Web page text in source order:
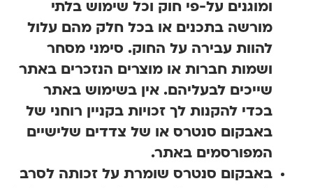
ומוגנים על-פי חוק וכל שימוש בלתי
מורשה בתכנים או בכל חלק מהם עלול
להוות עבירה על החוק. סימני מסחר
ושמות חברות או מוצרים הנזכרים באתר
שייכים לבעליהם. אין בשימוש באתר
בכדי להקנות לך זכויות בקניין רוחני של
באבקום סנטרס או של צדדים שלישיים
המפורסמים באתר.
באבקום סנטרס שומרת על זכותה לסרב